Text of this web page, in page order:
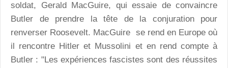
soldat, Gerald MacGuire, qui essaie de convaincre
Butler de prendre la tête de la conjuration pour
renverser Roosevelt. MacGuire se rend en Europe où
il rencontre Hitler et Mussolini et en rend compte à
Butler : "Les expériences fascistes sont des réussites